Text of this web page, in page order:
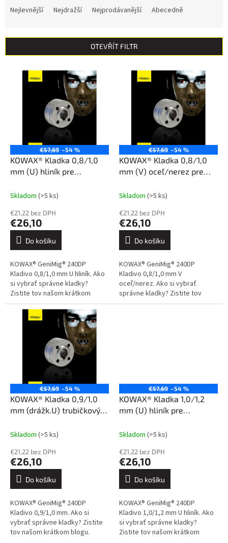
í
Nejlevnější Nejdražší Nejprodávanější Abecedně
OTEVŘÍT FILTR
€57,69 –54 %
KOWAX® Kladka 0,8/1,0
mm (U) hliník pre
Skladom (>5 ks)
€21,22 bez DPH
€26,10
Do košíku
KOWAX® GeniMig® 240DP
Kladivo 0,8/1,0 mm U hliník. Ako
si vybrať správne kladky?
Zistite tov našom krátkom
blogu.
€57,69 –54 %
KOWAX® Kladka 0,8/1,0
mm (V) oceľ/nerez pre
Skladom (>5 ks)
€21,22 bez DPH
€26,10
Do košíku
KOWAX® GeniMig® 240DP
Kladivo 0,8/1,0 mm V
oceľ/nerez. Ako si vybrať
správne kladky? Zistite tov
našom krátkom blogu.
€57,69 –54 %
KOWAX® Kladka 0,9/1,0
mm (drážk.U) trubičkový
LCD
Skladom (>5 ks)
€21,22 bez DPH
€26,10
Do košíku
KOWAX® GeniMig® 240DP
Kladivo 0,9/1,0 mm. Ako si
vybrať správne kladky? Zistite
tov našom krátkom blogu.
€57,69 –54 %
KOWAX® Kladka 1,0/1,2
mm (U) hliník pre
Skladom (>5 ks)
€21,22 bez DPH
€26,10
Do košíku
KOWAX® GeniMig® 240DP
Kladivo 1,0/1,2 mm U hliník. Ako
si vybrať správne kladky?
Zistite tov našom krátkom